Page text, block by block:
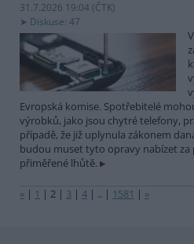
31.7.2026 19:04 (ČTK)
Diskuse: 47
Evropská komise. Spotřebitelé
výrobků, jako jsou chytré telefony,
případě, že již uplynula zákonem
budou muset tyto opravy nabízet za
přiměřené lhůtě.
« | 1 | 2 | 3 | 4 | .. | 1581 | »